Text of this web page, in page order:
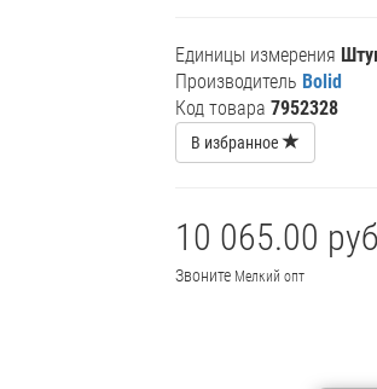
Единицы измерения
Производитель Bolid
Код товара 7952328
В избранное
10 065.00
Звоните Мелкий опт